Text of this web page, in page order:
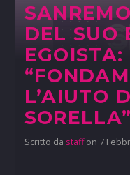
DEL SUO
EGOISTA:
L’AIUTO
SORELLA”
Scritto da staffon 7